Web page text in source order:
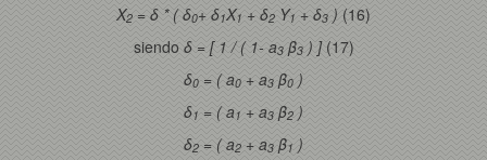
X2 = δ * ( δ0+ δ1X1 + δ2 Y1 + δ3 ) (16)
siendo δ = [ 1 / ( 1- a3β3) ] (17)
δ0 = ( a0 + a3 β0 )
δ1 = ( a 1 + a3 β2 )
δ2 = ( a2 + a3 β1 )